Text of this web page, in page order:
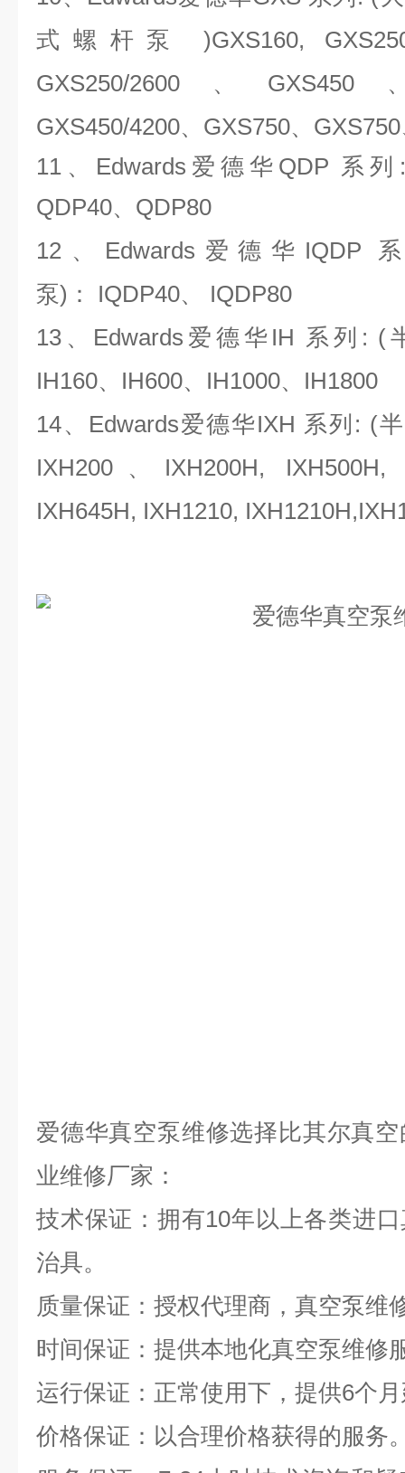
式螺杆泵 )GXS160,
GXS250/2600、GXS450
GXS450/4200、GXS750、
11、Edwards爱德华QDP 系
QDP40、QDP80
12、Edwards爱德华IQDP
泵)： IQDP40、 IQDP80
13、Edwards爱德华IH 系列: (
IH160、IH600、IH1000、IH1800
14、Edwards爱德华IXH 系列: (
IXH200、IXH200H, IXH500H,
IXH645H, IXH1210,
爱德华真空泵维修选择比其尔真
业维修厂家：
技术保证：拥有10年以上各类进
治具。
质量保证：授权代理商，真空泵维
时间保证：提供本地化真空泵维修
运行保证：正常使用下，提供6个
价格保证：以合理价格获得的服务